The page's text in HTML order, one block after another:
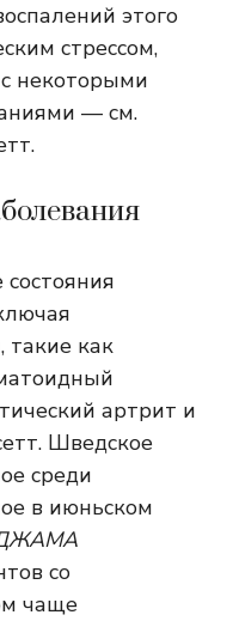
этого
стрессом,
некоторыми
— см.
такие как
артрит и
Шведское
среди
в июньском
со
чаще